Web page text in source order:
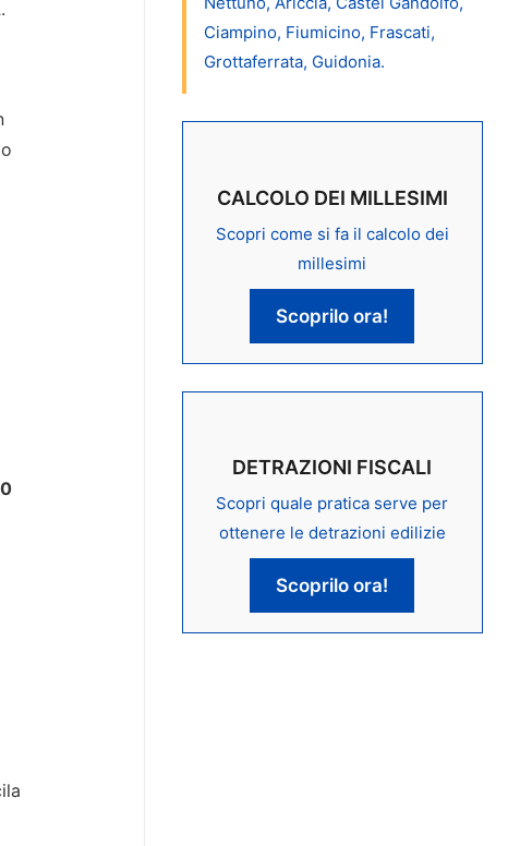
.
Ciampino, Fiumicino, Frascati,
Grottaferrata, Guidonia.
CALCOLO DEI MILLESIMI
Scopri come si fa il calcolo dei
millesimi
Scoprilo ora!
DETRAZIONI FISCALI
Scopri quale pratica serve per
ottenere le detrazioni edilizie
Scoprilo ora!